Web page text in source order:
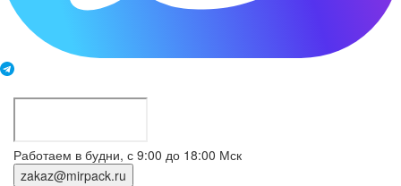
Работаем в будни, с 9:00 до 18:00 Мск
zakaz@mirpack.ru